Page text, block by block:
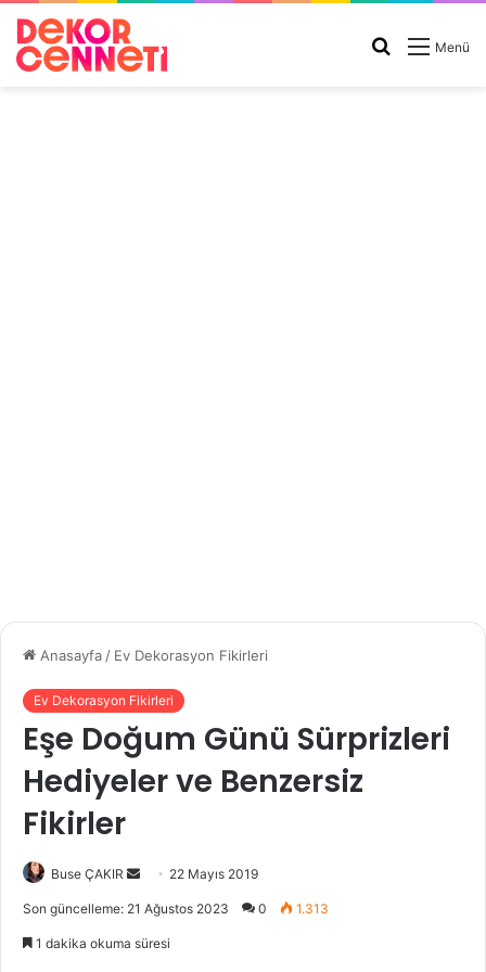
Menü
Arama
Anasayfa / Ev Dekorasyon Fikirleri
Ev Dekorasyon Fikirleri
Eşe Doğum Günü Sürprizleri
Hediyeler ve Benzersiz
Fikirler
Buse ÇAKIR
e
22 Mayıs 2019
Son güncelleme: 21 Ağustos 2023 0 1.313
1 dakika okuma süresi